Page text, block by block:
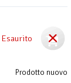
Esaurito
Prodotto nuovo